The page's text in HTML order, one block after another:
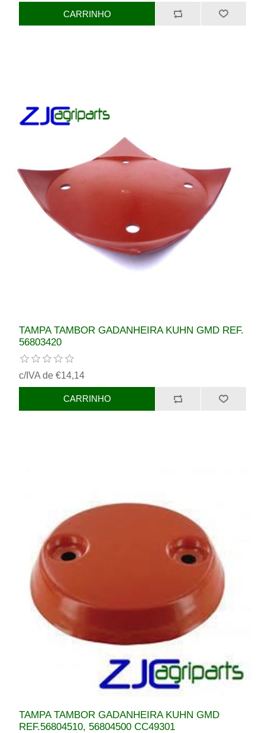
TAMPA TAMBOR GADANHEIRA KUHN GMD REF.
56803420
c/IVA de €14,14
TAMPA TAMBOR GADANHEIRA KUHN GMD
REF.56804510, 56804500 CC49301